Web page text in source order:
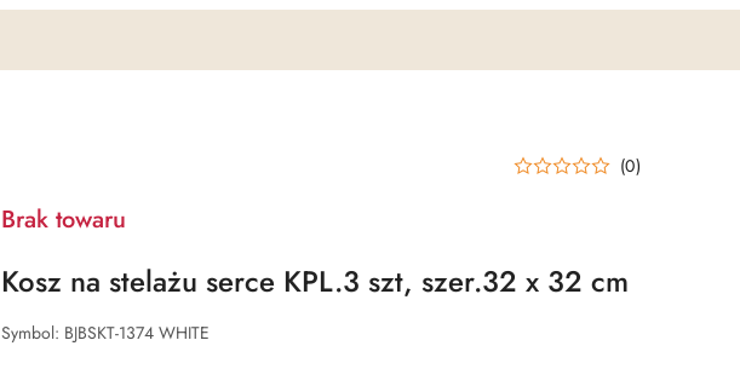
(0)
Brak towaru
Kosz na stelażu serce KPL.3 szt, szer.32 x 32 cm
Symbol: BJBSKT-1374 WHITE